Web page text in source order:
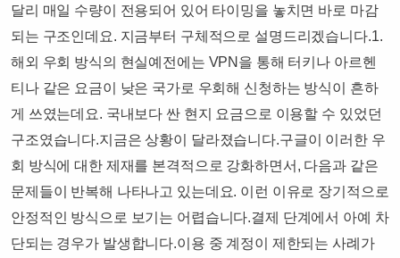
달리 매일 수량이 전용되어 있어 타이밍을 놓치면 바로 마감
되는 구조인데요. 지금부터 구체적으로 설명드리겠습니다.​​1.
해외 우회 방식의 현실예전에는 VPN을 통해 터키나 아르헨
티나 같은 요금이 낮은 국가로 우회해 신청하는 방식이 흔하
게 쓰였는데요. 국내보다 싼 현지 요금으로 이용할 수 있었던
구조였습니다.​지금은 상황이 달라졌습니다.​구글이 이러한 우
회 방식에 대한 제재를 본격적으로 강화하면서, 다음과 같은
문제들이 반복해 나타나고 있는데요. 이런 이유로 장기적으로
안정적인 방식으로 보기는 어렵습니다.​결제 단계에서 아예 차
단되는 경우가 발생합니다.이용 중 계정이 제한되는 사례가